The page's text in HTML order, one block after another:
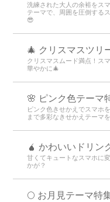
洗練された大人の余裕をス
テーマで、周囲を圧倒する
😎
🎄 クリスマスツリ
クリスマスムード満点！ス
華やかに🎄
🌸 ピンク色テーマ
ピンク色きせかえでスマホ
まで多彩なきせかえテーマ
🧉 かわいいドリン
甘くてキュートなスマホに
かが？
🌕 お月見テーマ特